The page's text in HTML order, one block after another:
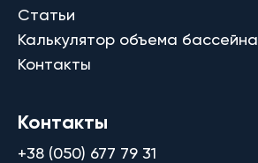
Статьи
Калькулятор объема бассейна
Контакты
Контакты
+38 (050) 677 79 31